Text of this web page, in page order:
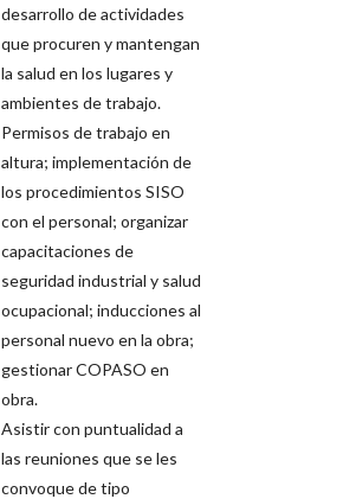
desarrollo de actividades
que procuren y mantengan
la salud en los lugares y
ambientes de trabajo.
Permisos de trabajo en
altura; implementación de
los procedimientos SISO
con el personal; organizar
capacitaciones de
seguridad industrial y salud
ocupacional; inducciones al
personal nuevo en la obra;
gestionar COPASO en
obra.
Asistir con puntualidad a
las reuniones que se les
convoque de tipo